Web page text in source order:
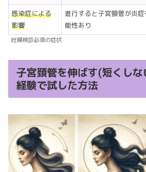
感染症による
影響
進行すると子宮頸管が炎
能性あり
妊婦検診必須の症状
子宮頚管を伸ばす(短くし
経験で試した方法